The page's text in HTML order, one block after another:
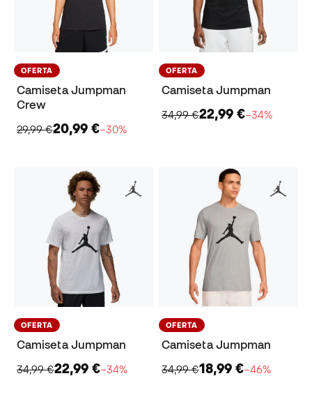
OFERTA
Camiseta Jumpman
Crew
29,99 €20,99 €−30%
OFERTA
Camiseta Jumpman
34,99 €22,99 €−34%
OFERTA
Camiseta Jumpman
34,99 €22,99 €−34%
OFERTA
Camiseta Jumpman
34,99 €18,99 €−46%